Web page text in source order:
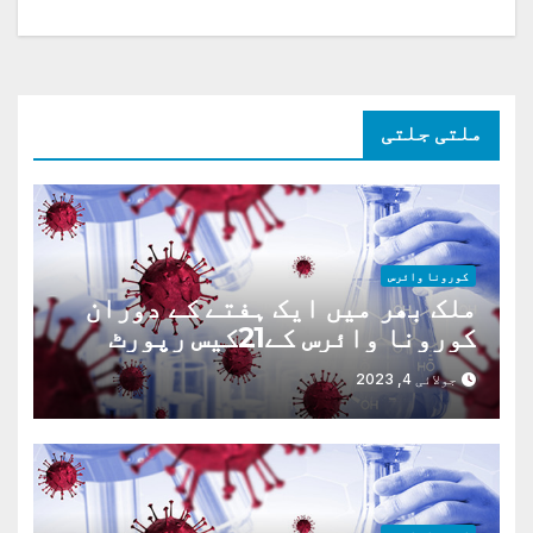
نیویگیشن
ملتی جلتی
کورونا وائرس
ملک بھر میں ایک ہفتے کے دوران
کورونا وائرس کے21کیس رپورٹ
،3مریضوں کی حالت تشویش ناک جولائی 4, 2023